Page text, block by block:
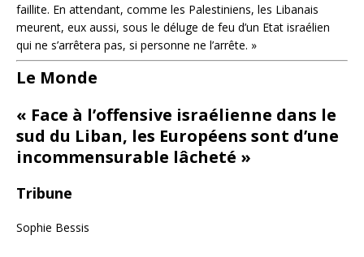
faillite. En attendant, comme les Palestiniens, les Libanais
meurent, eux aussi, sous le déluge de feu d’un Etat israélien
qui ne s’arrêtera pas, si personne ne l’arrête. »
Le Monde
« Face à l’offensive israélienne dans le
sud du Liban, les Européens sont d’une
incommensurable lâcheté »
Tribune
Sophie Bessis